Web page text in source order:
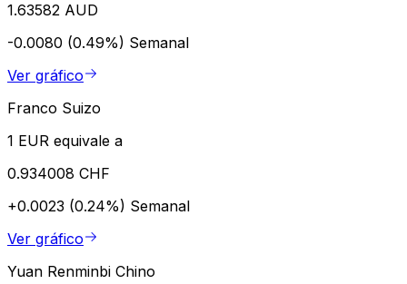
1.63582 AUD
-0.0080 (0.49%) Semanal
Ver gráfico
Franco Suizo
1 EUR equivale a
0.934008 CHF
+0.0023 (0.24%) Semanal
Ver gráfico
Yuan Renminbi Chino